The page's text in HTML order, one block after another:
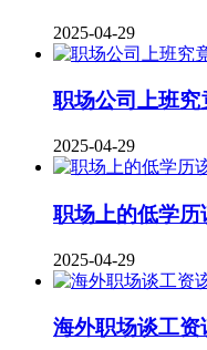
2025-04-29
职场公司上班究
2025-04-29
职场上的低学
2025-04-29
海外职场谈工资